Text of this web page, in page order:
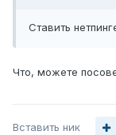
Ставить
Что, можете
Вставить ник